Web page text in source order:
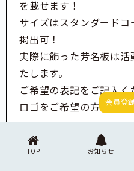
を載せます！
サイズはスタンダード
掲出可！
実際に飾った芳名板は
たします。
ご希望の表記をご記入く
ロゴをご希望の方は"ロ
送付予定日
コース内容に記載
TOP お知らせ
会員登